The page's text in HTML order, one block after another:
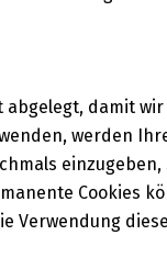
damit
werden
Cookies
Verwendung